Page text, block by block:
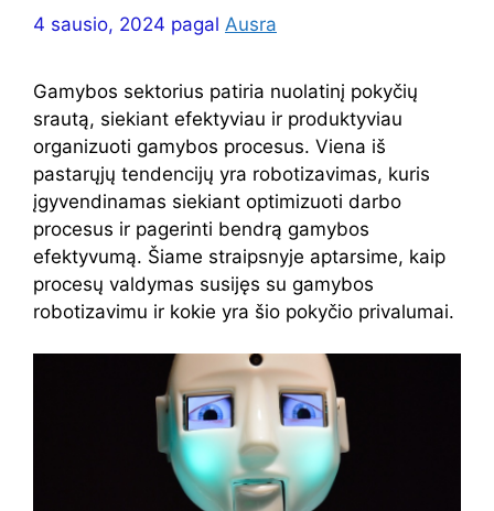
4 sausio, 2024 pagal Ausra
Gamybos sektorius patiria nuolatinį pokyčių
srautą, siekiant efektyviau ir produktyviau
organizuoti gamybos procesus. Viena iš
pastarųjų tendencijų yra robotizavimas, kuris
įgyvendinamas siekiant optimizuoti darbo
procesus ir pagerinti bendrą gamybos
efektyvumą. Šiame straipsnyje aptarsime, kaip
procesų valdymas susijęs su gamybos
robotizavimu ir kokie yra šio pokyčio privalumai.